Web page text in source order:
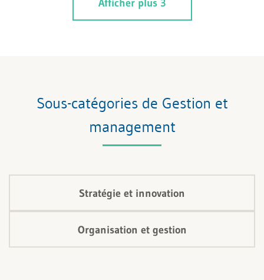
escalades et les polarisations inutiles et ainsi éviter de
faire peser une charge supplémentaire sur les
Afficher plus 3
Sous-catégories de Gestion et
management
Stratégie et innovation
Organisation et gestion